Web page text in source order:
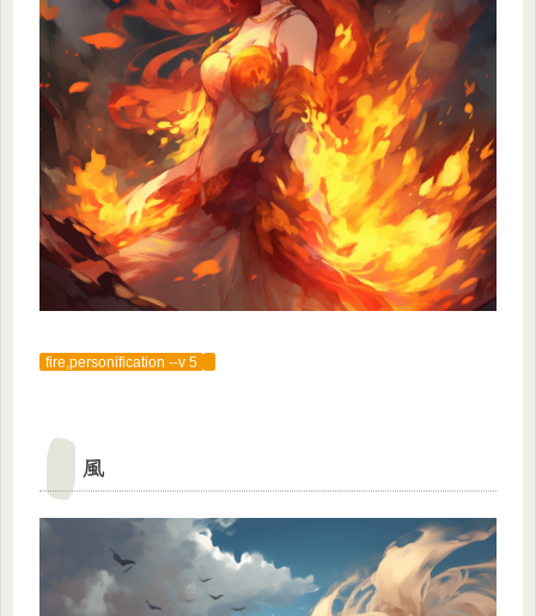
fire,personification --v 5
風